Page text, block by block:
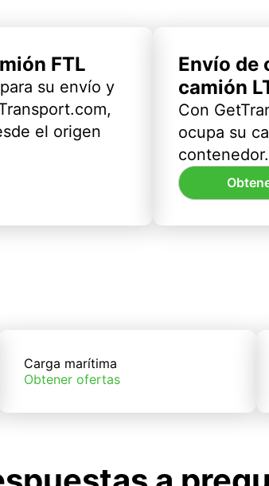
FTL
su envío y
el origen
Envío de
camión
Con
ocupa su
contenedor.
Carga marítima
Obtener ofertas